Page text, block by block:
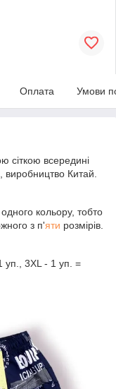
Оплата Умови
сіткою всередині
Китай.
кольору, тобто
з п'яти розмірів.
уп., 3XL - 1 уп. =